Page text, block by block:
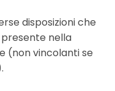
disposizioni che
nella
(non vincolanti se